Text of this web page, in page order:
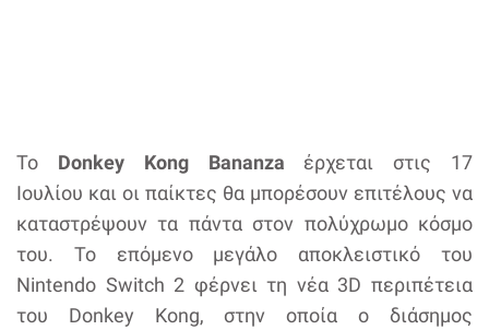
Το Donkey Kong Bananza έρχεται στις 17
Ιουλίου και οι παίκτες θα μπορέσουν επιτέλους να
καταστρέψουν τα πάντα στον πολύχρωμο κόσμο
του. Το επόμενο μεγάλο αποκλειστικό του
Nintendo Switch 2 φέρνει τη νέα 3D περιπέτεια
του Donkey Kong, στην οποία ο διάσημος